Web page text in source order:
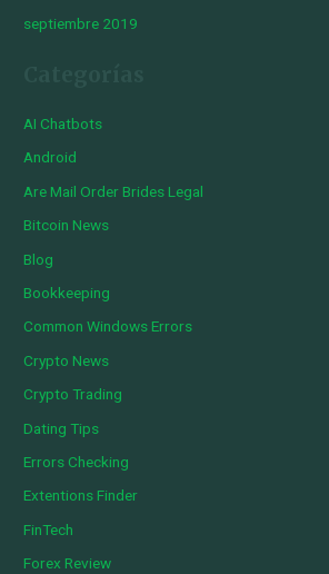
septiembre 2019
AI Chatbots
Android
Are Mail Order Brides Legal
Bitcoin News
Blog
Bookkeeping
Common Windows Errors
Crypto News
Crypto Trading
Dating Tips
Errors Checking
Extentions Finder
FinTech
Forex Review